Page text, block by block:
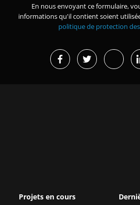
En nous envoyant ce formulaire,
informations qu'il contient soient
politique de protection
Projets en cours